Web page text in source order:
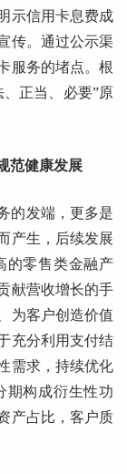
示信用卡息费成
传。通过公示渠
服务的堵点。根
正当、必要”原
范健康发展
的发端，更多是
产生，后续发展
的零售类金融产
献营收增长的手
为客户创造价值
充分利用支付结
需求，持续优化
期构成衍生性功
产占比，客户质